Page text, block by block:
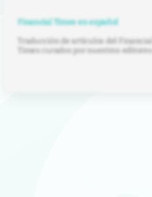
Financial Times en español
Traducción de artículos del Financial
Times curados por nuestros editores.